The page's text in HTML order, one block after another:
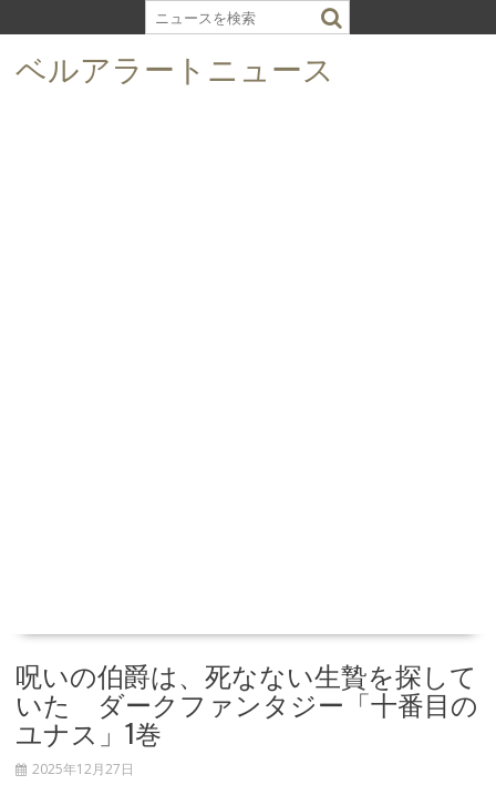
k
ベルアラートニュース
呪いの伯爵は、死なない生贄を探して
いた ダークファンタジー「十番目の
ユナス」1巻
2025年12月27日